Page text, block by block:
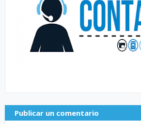
Publicar un comentario